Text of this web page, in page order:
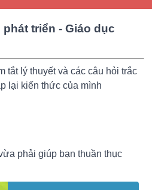
triển - Giáo dục
tắt lý thuyết và các câu hỏi trắc
lại kiến thức của mình
phải giúp bạn thuần thục